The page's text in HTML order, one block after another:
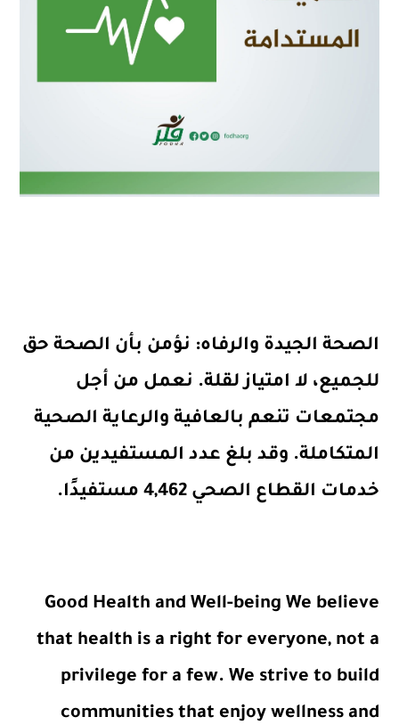
الصحة الجيدة والرفاه: نؤمن بأن الصحة حق
للجميع، لا امتياز لقلة. نعمل من أجل
مجتمعات تنعم بالعافية والرعاية الصحية
المتكاملة. وقد بلغ عدد المستفيدين من
خدمات القطاع الصحي 4,462 مستفيدًا.
Good Health and Well-being We believe
that health is a right for everyone, not a
privilege for a few. We strive to build
communities that enjoy wellness and